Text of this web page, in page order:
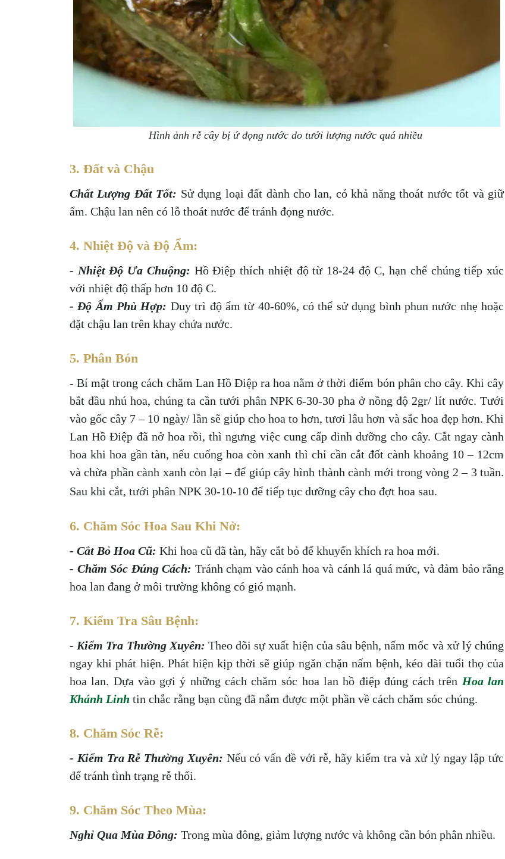
Hình ảnh rễ cây bị ứ đọng nước do tưới lượng nước quá nhiều
3. Đất và Chậu
Chất Lượng Đất Tốt: Sử dụng loại đất dành cho lan, có khả năng thoát nước tốt và giữ
ẩm. Chậu lan nên có lỗ thoát nước để tránh đọng nước.
4. Nhiệt Độ và Độ Ẩm:
- Nhiệt Độ Ưa Chuộng: Hồ Điệp thích nhiệt độ từ 18-24 độ C, hạn chế chúng tiếp xúc
với nhiệt độ thấp hơn 10 độ C.
- Độ Ẩm Phù Hợp: Duy trì độ ẩm từ 40-60%, có thể sử dụng bình phun nước nhẹ hoặc
đặt chậu lan trên khay chứa nước.
5. Phân Bón
- Bí mật trong cách chăm Lan Hồ Điệp ra hoa nằm ở thời điểm bón phân cho cây. Khi cây
bắt đầu nhú hoa, chúng ta cần tưới phân NPK 6-30-30 pha ở nồng độ 2gr/ lít nước. Tưới
vào gốc cây 7 – 10 ngày/ lần sẽ giúp cho hoa to hơn, tươi lâu hơn và sắc hoa đẹp hơn. Khi
Lan Hồ Điệp đã nở hoa rồi, thì ngưng việc cung cấp dinh dưỡng cho cây. Cắt ngay cành
hoa khi hoa gần tàn, nếu cuống hoa còn xanh thì chỉ cần cắt đốt cành khoảng 10 – 12cm
và chừa phần cành xanh còn lại – để giúp cây hình thành cành mới trong vòng 2 – 3 tuần.
Sau khi cắt, tưới phân NPK 30-10-10 để tiếp tục dưỡng cây cho đợt hoa sau.
6. Chăm Sóc Hoa Sau Khi Nở:
- Cắt Bỏ Hoa Cũ: Khi hoa cũ đã tàn, hãy cắt bỏ để khuyến khích ra hoa mới.
- Chăm Sóc Đúng Cách: Tránh chạm vào cánh hoa và cánh lá quá mức, và đảm bảo rằng
hoa lan đang ở môi trường không có gió mạnh.
7. Kiểm Tra Sâu Bệnh:
- Kiểm Tra Thường Xuyên: Theo dõi sự xuất hiện của sâu bệnh, nấm mốc và xử lý chúng
ngay khi phát hiện. Phát hiện kịp thời sẽ giúp ngăn chặn nấm bệnh, kéo dài tuổi thọ của
hoa lan. Dựa vào gợi ý những cách chăm sóc hoa lan hồ điệp đúng cách trên Hoa lan
Khánh Linh tin chắc rằng bạn cũng đã nắm được một phần về cách chăm sóc chúng.
8. Chăm Sóc Rễ:
- Kiểm Tra Rễ Thường Xuyên: Nếu có vấn đề với rễ, hãy kiểm tra và xử lý ngay lập tức
để tránh tình trạng rễ thối.
9. Chăm Sóc Theo Mùa:
Nghỉ Qua Mùa Đông: Trong mùa đông, giảm lượng nước và không cần bón phân nhiều.